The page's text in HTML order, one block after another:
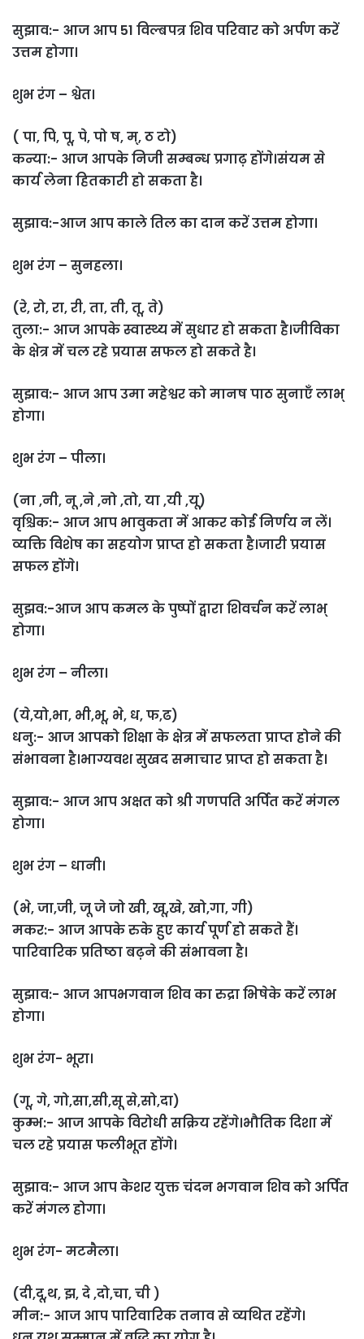
सुझाव:- आज आप 51 विल्बपत्र शिव परिवार को अर्पण करें
उत्तम होगा।
शुभ रंग – श्वेत।
( पा, पि, पू, पे, पो ष, म्, ठ टो)
कन्या:- आज आपके निजी सम्बन्ध प्रगाढ़ होंगे।संयम से
कार्य लेना हितकारी हो सकता है।
सुझाव:-आज आप काले तिल का दान करें उत्तम होगा।
शुभ रंग – सुनहला।
(रे, रो, रा, री, ता, ती, तू, ते)
तुला:- आज आपके स्वास्थ्य में सुधार हो सकता है।जीविका
के क्षेत्र में चल रहे प्रयास सफल हो सकते है।
सुझाव:- आज आप उमा महेश्वर को मानष पाठ सुनाएँ लाभ्
होगा।
शुभ रंग – पीला।
(ना ,नी, नू ,ने ,नो ,तो, या ,यी ,यू)
वृश्चिक:- आज आप भावुकता में आकर कोई निर्णय न लें।
व्यक्ति विशेष का सहयोग प्राप्त हो सकता है।जारी प्रयास
सफल होंगे।
सुझव:-आज आप कमल के पुष्पों द्वारा शिवर्चन करें लाभ्
होगा।
शुभ रंग – नीला।
(ये,यो,भा, भी,भू, भे, ध, फ,ढ)
धनु:- आज आपको शिक्षा के क्षेत्र में सफलता प्राप्त होने की
संभावना है।भाग्यवश सुखद समाचार प्राप्त हो सकता है।
सुझाव:- आज आप अक्षत को श्री गणपति अर्पित करें मंगल
होगा।
शुभ रंग – धानी।
(भे, जा,जी, जू जे जो खी, खू,खे, खो,गा, गी)
मकर:- आज आपके रुके हुए कार्य पूर्ण हो सकते हैं।
पारिवारिक प्रतिष्ठा बढ़ने की संभावना है।
सुझाव:- आज आपभगवान शिव का रुद्रा भिषेके करें लाभ
होगा।
शुभ रंग- भूरा।
(गू, गे, गो,सा,सी,सू से,सो,दा)
कुम्भ:- आज आपके विरोधी सक्रिय रहेंगे।भौतिक दिशा में
चल रहे प्रयास फलीभूत होंगे।
सुझाव:- आज आप केशर युक्त चंदन भगवान शिव को अर्पित
करें मंगल होगा।
शुभ रंग- मटमैला।
(दी,दू,थ, झ, दे ,दो,चा, ची )
मीन:- आज आप पारिवारिक तनाव से व्यथित रहेंगे।